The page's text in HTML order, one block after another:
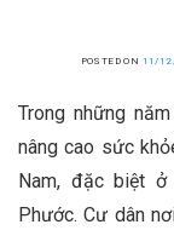
POSTED ON 11/
Trong những
nâng cao sức
Nam, đặc biệt
Phước. Cư dân